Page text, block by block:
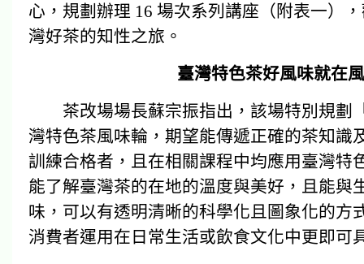
心，規劃辦理 16 場次系列講座（附表一）
灣好茶的知性之旅。
臺灣特色茶好風味就在
茶改場場長蘇宗振指出，該場特別規劃
灣特色茶風味輪，期望能傳遞正確的茶知
訓練合格者，且在相關課程中均應用臺灣特
能了解臺灣茶的在地的溫度與美好，且能
味，可以有透明清晰的科學化且圖象化的
消費者運用在日常生活或飲食文化中更即